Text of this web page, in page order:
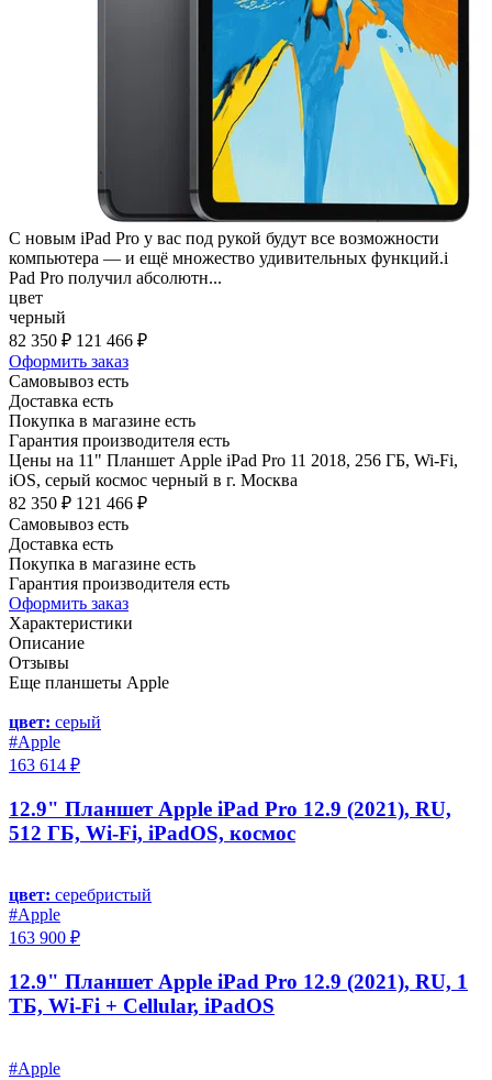
С новым iPad Pro у вас под рукой будут все возможности
компьютера — и ещё множество удивительных функций.i
Pad Pro получил абсолютн...
цвет
черный
82 350 ₽ 121 466 ₽
Оформить заказ
Самовывоз есть
Доставка есть
Покупка в магазине есть
Гарантия производителя есть
Цены на 11" Планшет Apple iPad Pro 11 2018, 256 ГБ, Wi-Fi,
iOS, серый космос черный в г. Москва
82 350 ₽ 121 466 ₽
Самовывоз есть
Доставка есть
Покупка в магазине есть
Гарантия производителя есть
Оформить заказ
Характеристики
Описание
Отзывы
Еще планшеты Apple
цвет: серый
#Apple
163 614 ₽
12.9" Планшет Apple iPad Pro 12.9 (2021), RU,
512 ГБ, Wi-Fi, iPadOS, космос
цвет: серебристый
#Apple
163 900 ₽
12.9" Планшет Apple iPad Pro 12.9 (2021), RU, 1
ТБ, Wi-Fi + Cellular, iPadOS
#Apple